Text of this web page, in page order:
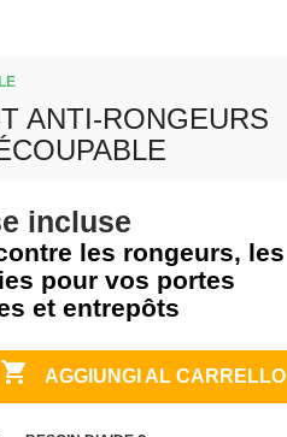
ANTI-RONGEURS
incluse
les rongeurs, les
pour vos portes
et entrepôts
 AGGIUNGI AL CARRELLO